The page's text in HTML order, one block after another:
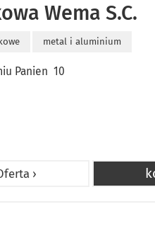
Wema S.C.
metal i aluminium
Panien 10
›